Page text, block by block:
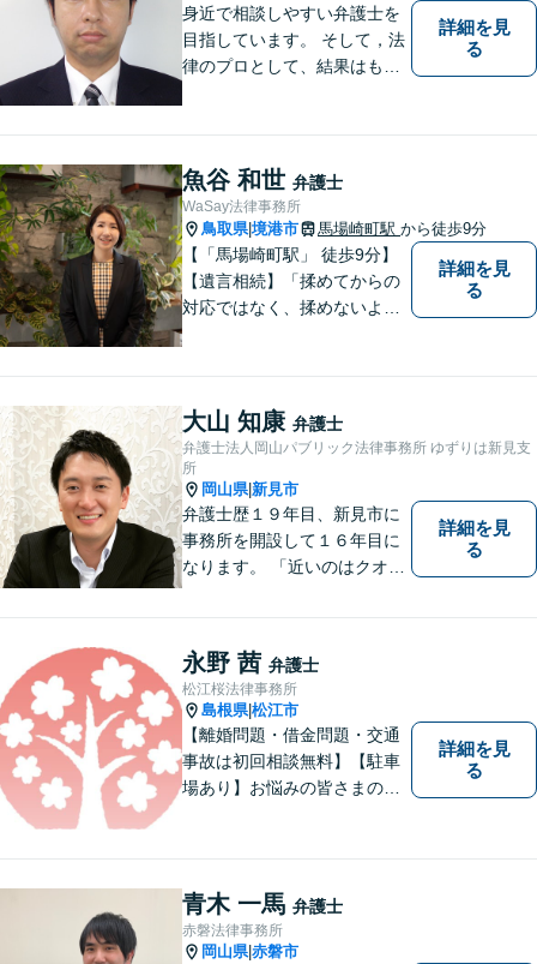
身近で相談しやすい弁護士を
目指しています。 そして，法
律のプロとして、結果はもち
依頼者様の心を理解し，寄り
添いながら問題い解決のサポ
ートを心がけています。
詳細を見
る
魚谷 和世 弁護士
WaSay法律事務所
鳥取県|境港市 馬場崎町駅 から徒歩9分
【「馬場崎町駅」 徒歩9分】
【遺言相続】「揉めてからの
対応ではなく、揉めないよう
決を目指します。 どんな些細
なことでもお気軽にご相談く
ださい。【弁護士歴15年以
上】
詳細を見
る
大山 知康 弁護士
弁護士法人岡山パブリック法律事務所 ゆずりは新見支
所
岡山県|新見市
弁護士歴１９年目、新見市に
事務所を開設して１６年目に
なります。 「近いのはクオリ
皆さまに距離的にも精神的に
も「近い」法律事務所となれ
るよう職員一同頑張っていま
す。 お気軽にお問い合わせく
ださい。
詳細を見
る
永野 茜 弁護士
松江桜法律事務所
島根県|松江市
【離婚問題・借金問題・交通
事故は初回相談無料】【駐車
場あり】お悩みの皆さまの気
いりたいと思います。丁寧な
説明で適切かつ迅速な解決を
目指します。
詳細を見
る
青木 一馬 弁護士
赤磐法律事務所
岡山県|赤磐市